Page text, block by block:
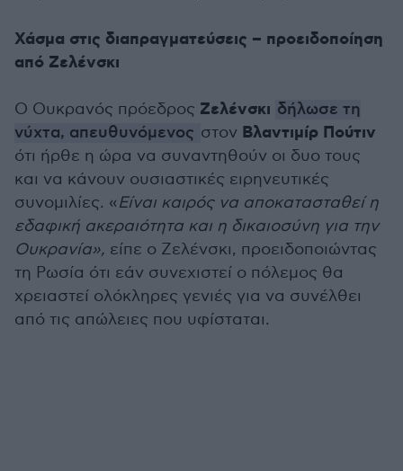
Χάσμα στις διαπραγματεύσεις – προειδοποίηση
από Ζελένσκι
Ο Ουκρανός πρόεδρος Ζελένσκι δήλωσε τη
νύχτα, απευθυνόμενος στον Βλαντιμίρ Πούτιν
ότι ήρθε η ώρα να συναντηθούν οι δυο τους
και να κάνουν ουσιαστικές ειρηνευτικές
συνομιλίες. «Είναι καιρός να αποκατασταθεί η
εδαφική ακεραιότητα και η δικαιοσύνη για την
Ουκρανία», είπε ο Ζελένσκι, προειδοποιώντας
τη Ρωσία ότι εάν συνεχιστεί ο πόλεμος θα
χρειαστεί ολόκληρες γενιές για να συνέλθει
από τις απώλειες που υφίσταται.